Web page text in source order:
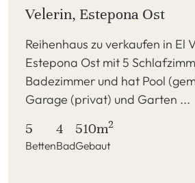
Velerin, Estepona Ost
Reihenhaus zu verkaufen in El
Estepona Ost mit 5
Badezimmer und hat Pool
Garage (privat) und Garten ...
5
Betten
4
Bad
510m2
Gebaut